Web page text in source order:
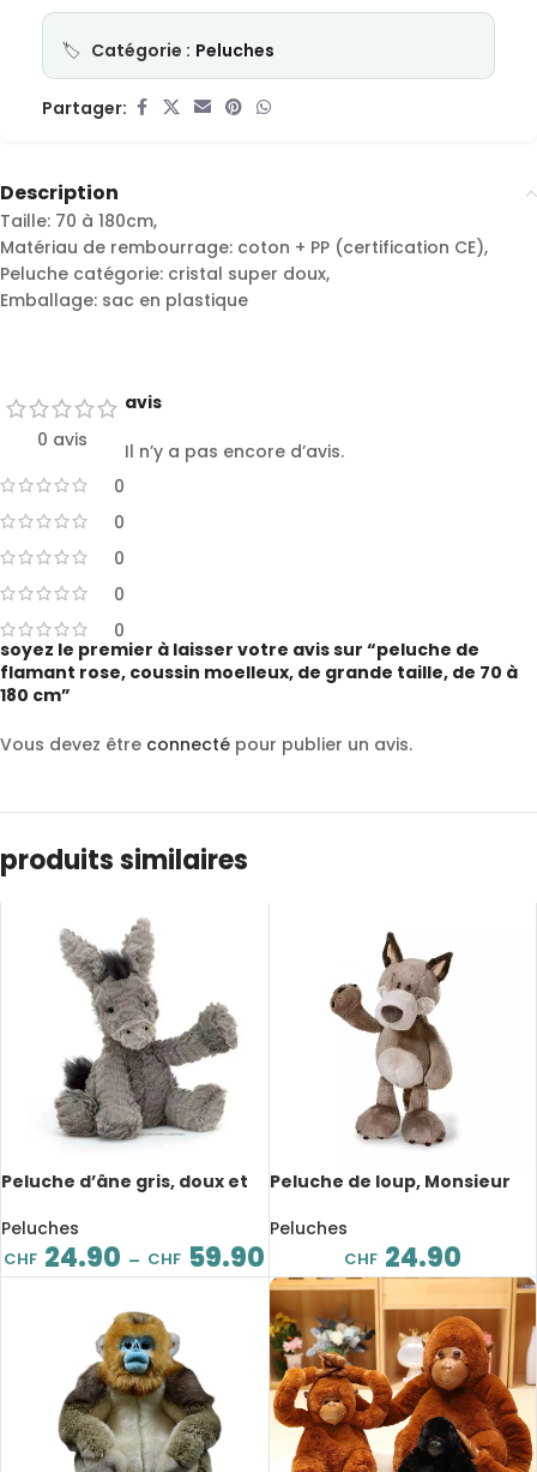
Catégorie : Peluches
Partager:
Description
Taille: 70 à 180cm,
Matériau de rembourrage: coton + PP (certification CE),
Peluche catégorie: cristal super doux,
Emballage: sac en plastique
0 avis
0
0
0
0
0
avis
Il n’y a pas encore d’avis.
soyez le premier à laisser votre avis sur “peluche de
flamant rose, coussin moelleux, de grande taille, de 70 à
180 cm”
Vous devez être connecté pour publier un avis.
produits similaires
Peluche d’âne gris, doux et
Peluches
CHF 24.90 – CHF 59.90
Peluche de loup, Monsieur
Peluches
CHF 24.90